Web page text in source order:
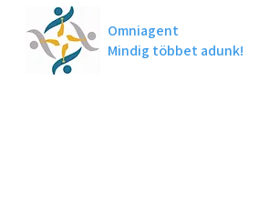
Omniagent
Mindig többet adunk!